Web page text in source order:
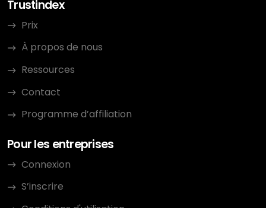
Trustindex
Prix
À propos de nous
Ressources
Contact
Programme d’affiliation
Pour les entreprises
Connexion
S’inscrire